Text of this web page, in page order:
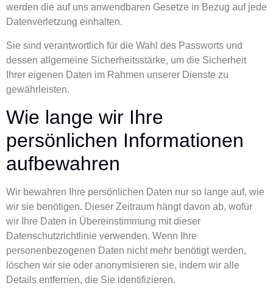
werden die auf uns anwendbaren Gesetze in Bezug auf jede
Datenverletzung einhalten.
Sie sind verantwortlich für die Wahl des Passworts und
dessen allgemeine Sicherheitsstärke, um die Sicherheit
Ihrer eigenen Daten im Rahmen unserer Dienste zu
gewährleisten.
Wie lange wir Ihre
persönlichen Informationen
aufbewahren
Wir bewahren Ihre persönlichen Daten nur so lange auf, wie
wir sie benötigen. Dieser Zeitraum hängt davon ab, wofür
wir Ihre Daten in Übereinstimmung mit dieser
Datenschutzrichtlinie verwenden. Wenn Ihre
personenbezogenen Daten nicht mehr benötigt werden,
löschen wir sie oder anonymisieren sie, indem wir alle
Details entfernen, die Sie identifizieren.